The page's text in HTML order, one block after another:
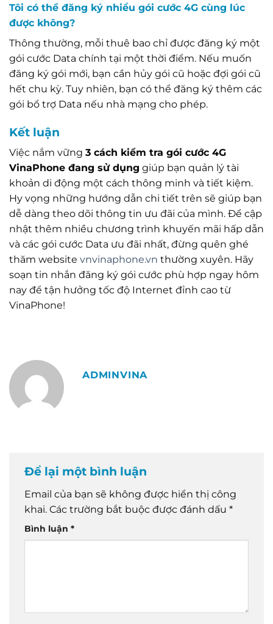
Tôi có thể đăng ký nhiều gói cước 4G cùng lúc
được không?
Thông thường, mỗi thuê bao chỉ được đăng ký một
gói cước Data chính tại một thời điểm. Nếu muốn
đăng ký gói mới, bạn cần hủy gói cũ hoặc đợi gói cũ
hết chu kỳ. Tuy nhiên, bạn có thể đăng ký thêm các
gói bổ trợ Data nếu nhà mạng cho phép.
Kết luận
Việc nắm vững 3 cách kiểm tra gói cước 4G
VinaPhone đang sử dụng giúp bạn quản lý tài
khoản di động một cách thông minh và tiết kiệm.
Hy vọng những hướng dẫn chi tiết trên sẽ giúp bạn
dễ dàng theo dõi thông tin ưu đãi của mình. Để cập
nhật thêm nhiều chương trình khuyến mãi hấp dẫn
và các gói cước Data ưu đãi nhất, đừng quên ghé
thăm website vnvinaphone.vn thường xuyên. Hãy
soạn tin nhắn đăng ký gói cước phù hợp ngay hôm
nay để tận hưởng tốc độ Internet đỉnh cao từ
VinaPhone!
ADMINVINA
Để lại một bình luận
Email của bạn sẽ không được hiển thị công
khai. Các trường bắt buộc được đánh dấu *
Bình luận *